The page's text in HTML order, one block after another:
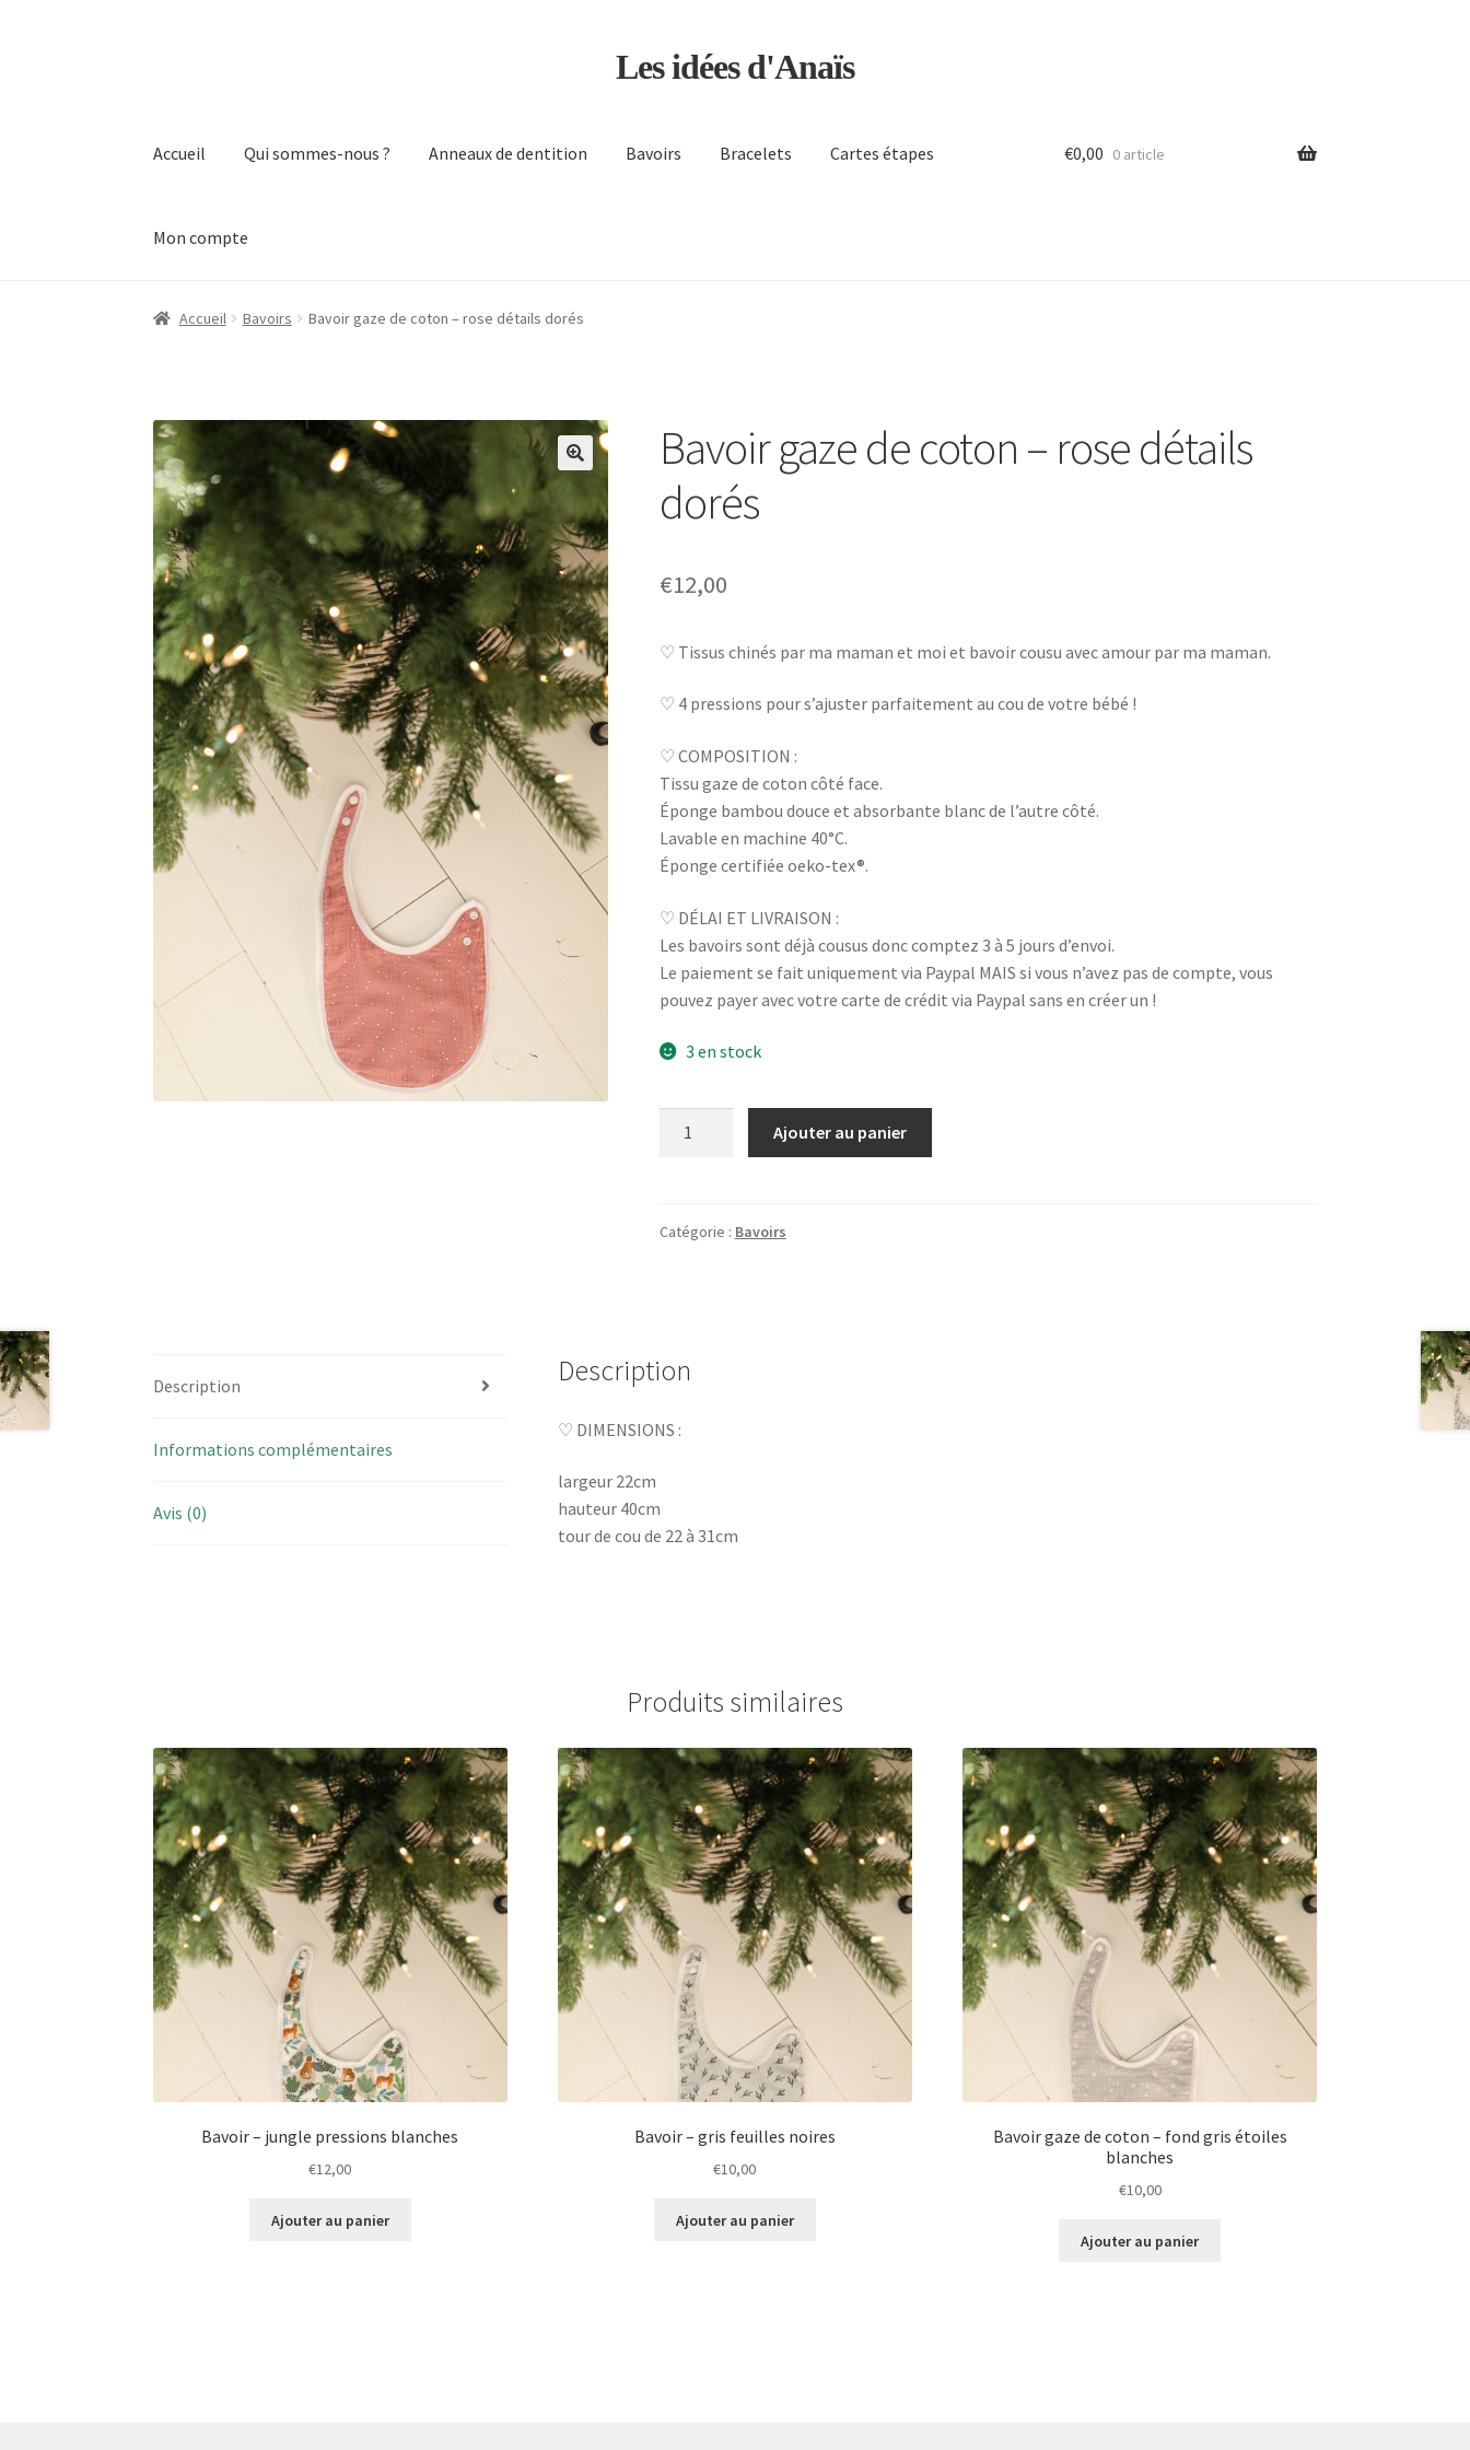
Les idées d'Anaïs
Accueil Qui sommes-nous ? Anneaux de dentition Bavoirs Bracelets Cartes étapes
Mon compte
Accueil Boutique CGV Mon compte Panier Qui sommes-nous ?
€0,00 0 article
Accueil Bavoirs Bavoir gaze de coton – rose détails dorés
Bavoir gaze de coton – rose détails
dorés
€12,00
♡ Tissus chinés par ma maman et moi et bavoir cousu avec amour par ma maman.
♡ 4 pressions pour s’ajuster parfaitement au cou de votre bébé !
♡ COMPOSITION :
Tissu gaze de coton côté face.
Éponge bambou douce et absorbante blanc de l’autre côté.
Lavable en machine 40°C.
Éponge certifiée oeko-tex®.
♡ DÉLAI ET LIVRAISON :
Les bavoirs sont déjà cousus donc comptez 3 à 5 jours d’envoi.
Le paiement se fait uniquement via Paypal MAIS si vous n’avez pas de compte, vous
pouvez payer avec votre carte de crédit via Paypal sans en créer un !
3 en stock
de
dorés
Ajouter au panier
Catégorie : Bavoirs
Description
Informations complémentaires
Avis (0)
Description
♡ DIMENSIONS :
largeur 22cm
hauteur 40cm
tour de cou de 22 à 31cm
Produits similaires
Bavoir – jungle pressions blanches
€12,00
Ajouter au panier
Bavoir – gris feuilles noires
€10,00
Ajouter au panier
Bavoir gaze de coton – fond gris étoiles
blanches
€10,00
Ajouter au panier